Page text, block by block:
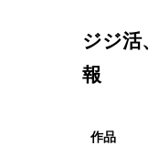
ジジ活
報
作品